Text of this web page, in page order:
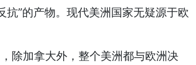
抗”的产物。现代美洲国家无疑源于欧
除加拿大外，整个美洲都与欧洲决